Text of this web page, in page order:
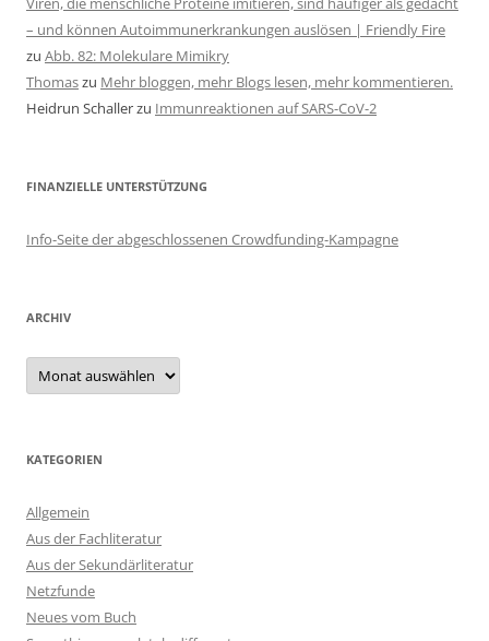
– und können Autoimmunerkrankungen auslösen | Friendly Fire
zu Abb. 82: Molekulare Mimikry
Thomaszu Mehr bloggen, mehr Blogs lesen, mehr kommentieren.
Heidrun Schallerzu Immunreaktionen auf SARS-CoV-2
FINANZIELLE UNTERSTÜTZUNG
Info-Seite der abgeschlossenen Crowdfunding-Kampagne
ARCHIV
Archiv
KATEGORIEN
Allgemein
Aus der Fachliteratur
Aus der Sekundärliteratur
Netzfunde
Neues vom Buch